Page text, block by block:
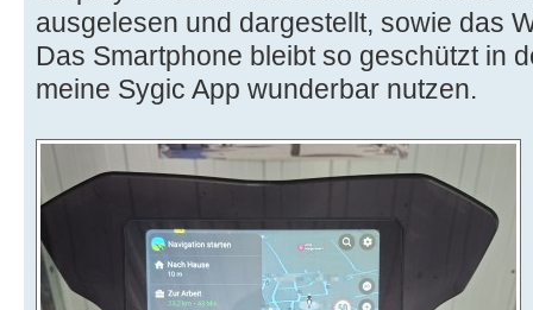
ausgelesen und dargestellt, sowie das
Das Smartphone bleibt so geschützt in
meine Sygic App wunderbar nutzen.